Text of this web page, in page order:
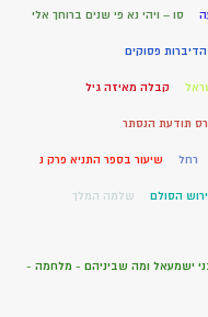
סו – ויהי נא פי שנים ברוחך אלי
פסוקים
קבלה מאיזה גיל
תודעת הנסתר
רחל שיעור בספר התניא פרק נ
הסולם שלמה המלך
ישמעאל ומה שביניהם - מלחמה -